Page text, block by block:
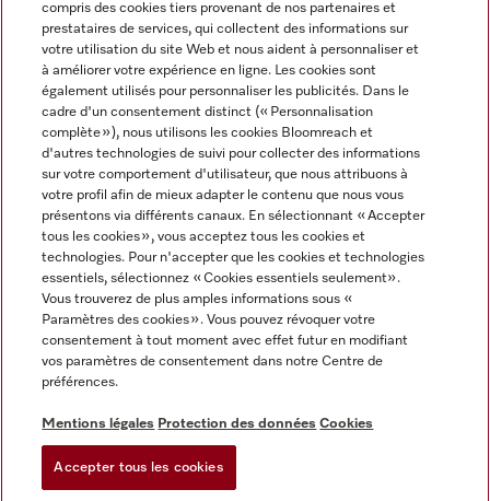
FRANCAIS
Informations légales
CGV
Conditions d’utilisation
Déclaration d'accessibilité
Digital Services Act
Miele sur Instagram
Miele sur Youtube
compris des cookies tiers provenant de nos partenaires et
prestataires de services, qui collectent des informations sur
votre utilisation du site Web et nous aident à personnaliser et
à améliorer votre expérience en ligne. Les cookies sont
également utilisés pour personnaliser les publicités. Dans le
cadre d'un consentement distinct (« Personnalisation
complète »), nous utilisons les cookies Bloomreach et
d'autres technologies de suivi pour collecter des informations
sur votre comportement d'utilisateur, que nous attribuons à
votre profil afin de mieux adapter le contenu que nous vous
présentons via différents canaux. En sélectionnant « Accepter
tous les cookies », vous acceptez tous les cookies et
technologies. Pour n'accepter que les cookies et technologies
essentiels, sélectionnez « Cookies essentiels seulement».
Vous trouverez de plus amples informations sous «
Paramètres des cookies ». Vous pouvez révoquer votre
consentement à tout moment avec effet futur en modifiant
vos paramètres de consentement dans notre Centre de
préférences.
Mentions légales Protection des données Cookies
Accepter tous les cookies